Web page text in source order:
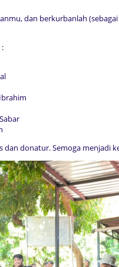
dan berkurbanlah
dan donatur. Semoga menjadi